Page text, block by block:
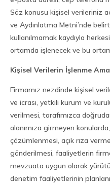
Söz konusu kişisel verileriniz
ve Aydınlatma Metni’nde
kullanılmamak kaydıyla
ortamda işlenecek ve bu
Kişisel Verilerin İşlenme
Firmamız nezdinde kişisel
ve icrası, yetkili kurum ve
verilmesi, tarafımızca
alanımıza girmeyen
çözümlenmesi, açık rıza
gönderilmesi, faaliyetlerin
mevzuata uygun olarak
denetim faaliyetlerinin